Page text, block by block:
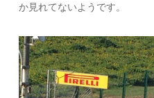
か見れてないようです。